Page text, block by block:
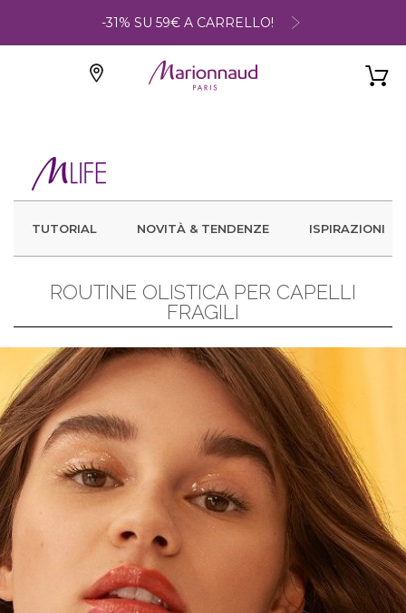
-31% SU 59€ A CARRELLO!
TUTORIAL NOVITÀ & TENDENZE ISPIRAZIONI
ROUTINE OLISTICA PER CAPELLI
FRAGILI